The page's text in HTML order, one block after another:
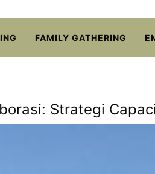
FAMILY GATHERING
Strategi